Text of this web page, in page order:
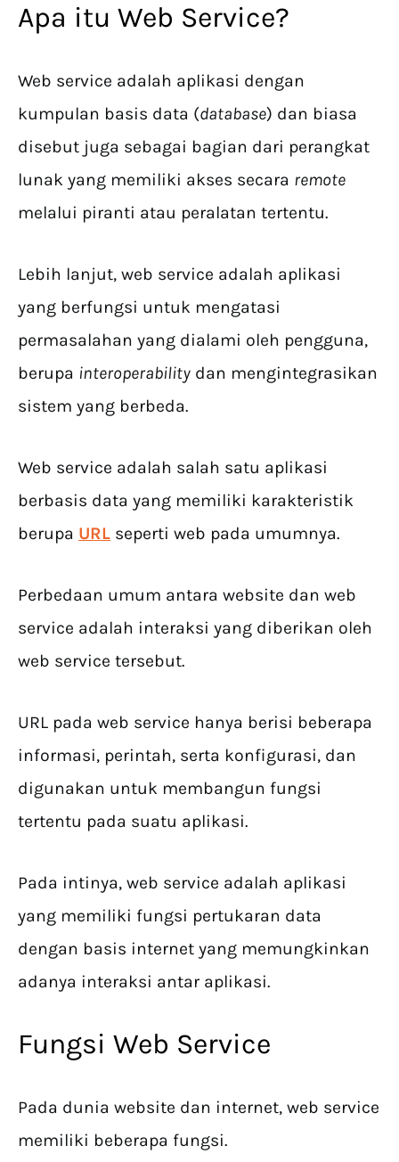
Apa itu Web Service?
Web service adalah aplikasi dengan
kumpulan basis data (database) dan biasa
disebut juga sebagai bagian dari perangkat
lunak yang memiliki akses secara remote
melalui piranti atau peralatan tertentu.
Lebih lanjut, web service adalah aplikasi
yang berfungsi untuk mengatasi
permasalahan yang dialami oleh pengguna,
berupa interoperability dan mengintegrasikan
sistem yang berbeda.
Web service adalah salah satu aplikasi
berbasis data yang memiliki karakteristik
berupa URL seperti web pada umumnya.
Perbedaan umum antara website dan web
service adalah interaksi yang diberikan oleh
web service tersebut.
URL pada web service hanya berisi beberapa
informasi, perintah, serta konfigurasi, dan
digunakan untuk membangun fungsi
tertentu pada suatu aplikasi.
Pada intinya, web service adalah aplikasi
yang memiliki fungsi pertukaran data
dengan basis internet yang memungkinkan
adanya interaksi antar aplikasi.
Fungsi Web Service
Pada dunia website dan internet, web service
memiliki beberapa fungsi.